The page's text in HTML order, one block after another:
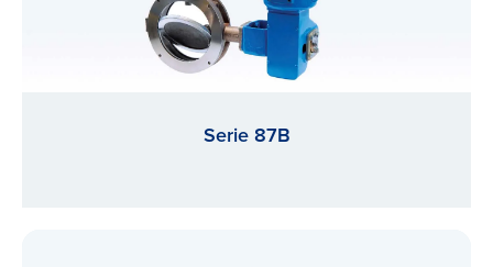
Serie 87B